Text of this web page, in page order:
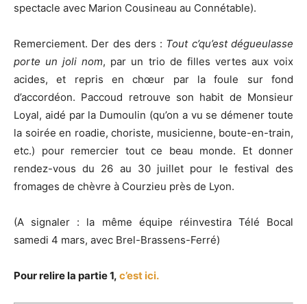
spectacle avec Marion Cousineau au Connétable).
Remerciement. Der des ders : Tout c’qu’est dégueulasse
porte un joli nom, par un trio de filles vertes aux voix
acides, et repris en chœur par la foule sur fond
d’accordéon. Paccoud retrouve son habit de Monsieur
Loyal, aidé par la Dumoulin (qu’on a vu se démener toute
la soirée en roadie, choriste, musicienne, boute-en-train,
etc.) pour remercier tout ce beau monde. Et donner
rendez-vous du 26 au 30 juillet pour le festival des
fromages de chèvre à Courzieu près de Lyon.
(A signaler : la même équipe réinvestira Télé Bocal
samedi 4 mars, avec Brel-Brassens-Ferré)
Pour relire la partie 1, c’est ici.